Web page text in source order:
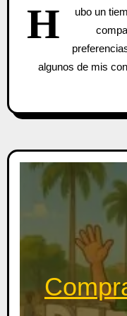
H
ubo un
algunos de mis